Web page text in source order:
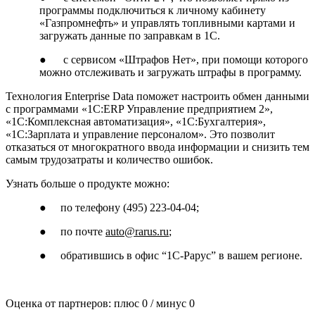
программы подключиться к личному кабинету
«Газпромнефть» и управлять топливными картами и
загружать данные по заправкам в 1С.
● с сервисом «Штрафов Нет», при помощи которого
можно отслеживать и загружать штрафы в программу.
Технология Enterprise Data поможет настроить обмен данными
с программами «1С:ERP Управление предприятием 2»,
«1C:Комплексная автоматизация», «1С:Бухгалтерия»,
«1С:Зарплата и управление персоналом». Это позволит
отказаться от многократного ввода информации и снизить тем
самым трудозатраты и количество ошибок.
Узнать больше о продукте можно:
● по телефону (495) 223-04-04;
● по почте auto@rarus.ru;
● обратившись в офис “1С-Рарус” в вашем регионе.
Оценка от партнеров: плюс 0 / минус 0